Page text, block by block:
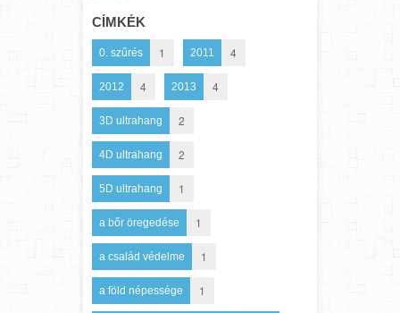
CÍMKÉK
0. szűrés 1 2011 4
2012 4 2013 4
3D ultrahang 2
4D ultrahang 2
5D ultrahang 1
a bőr öregedése 1
a család védelme 1
a föld népessége 1